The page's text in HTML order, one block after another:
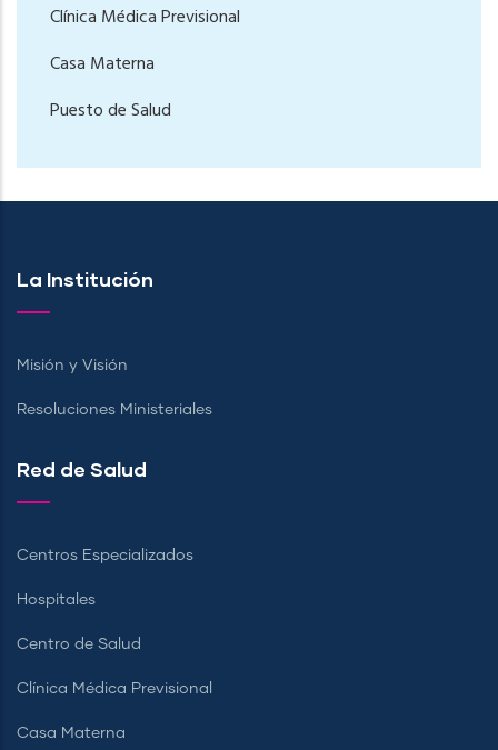
Clínica Médica Previsional
Casa Materna
Puesto de Salud
La Institución
Misión y Visión
Resoluciones Ministeriales
Red de Salud
Centros Especializados
Hospitales
Centro de Salud
Clínica Médica Previsional
Casa Materna